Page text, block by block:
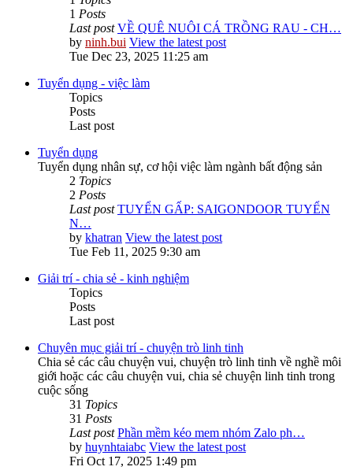
1 Posts
Last post VỀ QUÊ NUÔI CÁ TRỒNG RAU - CH…
by ninh.bui View the latest post
Tue Dec 23, 2025 11:25 am
Tuyển dụng - việc làm
Topics
Posts
Last post
Tuyển dụng
Tuyển dụng nhân sự, cơ hội việc làm ngành bất động sản
2 Topics
2 Posts
Last post TUYỂN GẤP: SAIGONDOOR TUYỂN
N…
by khatran View the latest post
Tue Feb 11, 2025 9:30 am
Giải trí - chia sẻ - kinh nghiệm
Topics
Posts
Last post
Chuyên mục giải trí - chuyện trò linh tinh
Chia sẻ các câu chuyện vui, chuyện trò linh tinh về nghề môi
giới hoặc các câu chuyện vui, chia sẻ chuyện linh tinh trong
cuộc sống
31 Topics
31 Posts
Last post Phần mềm kéo mem nhóm Zalo ph…
by huynhtaiabc View the latest post
Fri Oct 17, 2025 1:49 pm